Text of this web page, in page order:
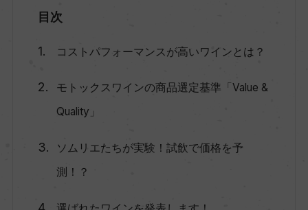
目次
コストパフォーマンスが高いワインとは？
モトックスワインの商品選定基準「Value &
Quality」
ソムリエたちが実験！試飲で価格を予
測！？